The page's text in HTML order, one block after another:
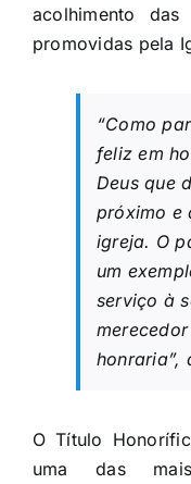
acolhimento
promovidas pela
“Como
feliz em
Deus que
próximo e
igreja. O
um
serviço à
honraria”,
O Título
uma das mais